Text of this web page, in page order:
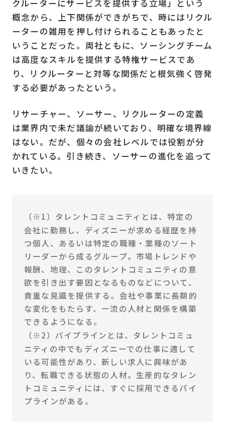
クルーターにサービスを提供する立場」という
概念から、上下関係ができがちで、時にはリクル
ーターの雑用を押し付けられることもあったと
いうことだった。両社ともに、ソーシングチーム
は高度なスキルを提供する特権サービスであ
り、リクルーターと対等な関係だと根気強く啓発
する必要があったという。
リサーチャー、ソーサー、リクルーターの定義
は業界内で未だ議論が続いており、明確な境界線
はない。だが、個々の会社レベルでは役割が分
かれている。引き続き、ソーサーの進化を追って
いきたい。
（※1）タレントコミュニティとは、特定の
会社に勤務し、ディズニーが求める経歴を持
つ個人、あるいは特定の職種・業種のソート
リーダーから成るグループ。市場トレンドや
報酬、地理、このタレントコミュニティの意
欲を引き出す要因となるものなどについて、
貴重な見識を提供する。会社や事業に長期的
な変化をもたらす、一流の人材と関係を構築
できるようになる。
（※2）パイプラインとは、タレントコミュ
ニティの中でもディズニーでの仕事に適して
いる可能性があり、新しい求人に興味があ
り、転職できる状態の人材。生産的なタレン
トコミュニティには、すぐに採用できるパイ
プラインがある。